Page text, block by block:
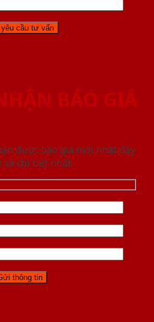
BÁO GIÁ
được báo giá mới nhât đầy
và chi tiết nhất.